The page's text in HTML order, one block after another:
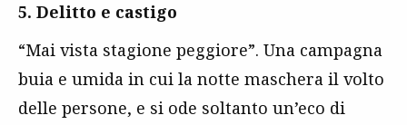
5. Delitto e castigo
“Mai vista stagione peggiore”. Una campagna
buia e umida in cui la notte maschera il volto
delle persone, e si ode soltanto un’eco di